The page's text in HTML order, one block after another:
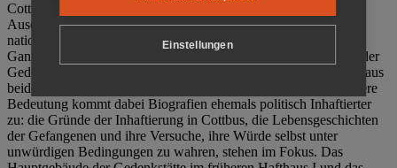
Cottbus ist. Im Zentrum der Arbeit der Gedenkstätte steht die
Auseinandersetzung mit politischem Unrecht während der
nationalsozialistischen Terrorherrschaft und der SED-Diktatur.
Ganzjährig zeigen mehrere Dauer- und Sonderausstellungen in der
Gedenkstätte Zuchthaus Cottbus Beispiele politischen Unrechts aus
beiden deutschen Diktaturen des 20. Jahrhunderts. Eine besondere
Bedeutung kommt dabei Biografien ehemals politisch Inhaftierter
zu: die Gründe der Inhaftierung in Cottbus, die Lebensgeschichten
der Gefangenen und ihre Versuche, ihre Würde selbst unter
unwürdigen Bedingungen zu wahren, stehen im Fokus. Das
Einstellungen